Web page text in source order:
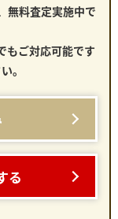
無料査定実施中で
もご対応可能です
。
る